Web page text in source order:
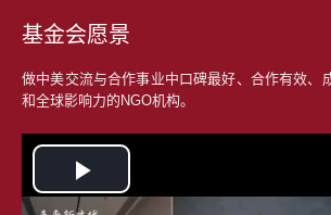
基金会愿景
做中美交流与合作事业中口碑最好、合作有效、
和全球影响力的NGO机构。
Play